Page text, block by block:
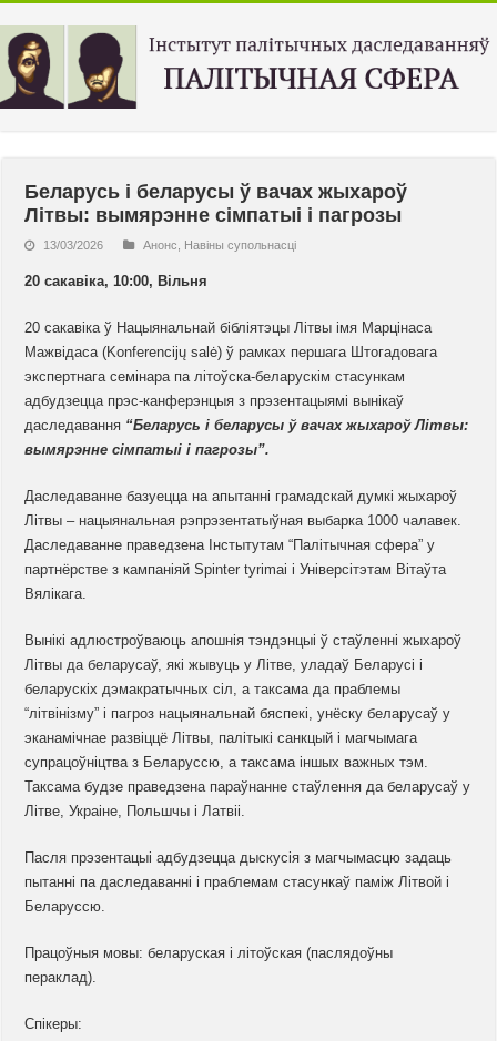
Беларусь і беларусы ў вачах жыхароў
Літвы: вымярэнне сімпатыі і пагрозы
13/03/2026 Анонс Навiны супольнасцi
20 сакавіка, 10:00, Вільня
20 сакавіка ў Нацыянальнай бібліятэцы Літвы імя Марцінаса
Мажвідаса (Konferencijų salė) ў рамках першага Штогадовага
экспертнага семінара па літоўска-беларускім стасункам
адбудзецца прэс-канферэнцыя з прэзентацыямі вынікаў
даследавання “Беларусь і беларусы ў вачах жыхароў Літвы:
вымярэнне сімпатыі і пагрозы”.
Даследаванне базуецца на апытанні грамадскай думкі жыхароў
Літвы – нацыянальная рэпрэзентатыўная выбарка 1000 чалавек.
Даследаванне праведзена Інстытутам “Палітычная сфера” у
партнёрстве з кампаніяй Spinter tyrimai і Універсітэтам Вітаўта
Вялікага.
Вынікі адлюстроўваюць апошнія тэндэнцыі ў стаўленні жыхароў
Літвы да беларусаў, які жывуць у Літве, уладаў Беларусі і
беларускіх дэмакратычных сіл, а таксама да праблемы
“літвінізму” і пагроз нацыянальнай бяспекі, унёску беларусаў у
эканамічнае развіццё Літвы, палітыкі санкцый і магчымага
супрацоўніцтва з Беларуссю, а таксама іншых важных тэм.
Таксама будзе праведзена параўнанне стаўлення да беларусаў у
Літве, Украіне, Польшчы і Латвіі.
Пасля прэзентацыі адбудзецца дыскусія з магчымасцю задаць
пытанні па даследаванні і праблемам стасункаў паміж Літвой і
Беларуссю.
Працоўныя мовы: беларуская і літоўская (паслядоўны
пераклад).
Спікеры: